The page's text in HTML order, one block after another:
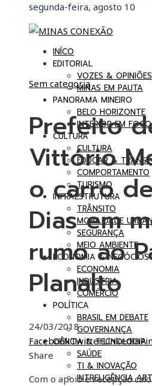
segunda-feira, agosto 10
INÍCO
EDITORIAL
VOZES & OPINIÕES
MINAS EM PAUTA
PANORAMA MINEIRO
BELO HORIZONTE
INTERIOR EM FOCO
CULTURA
CULTURA
EDUCAR &
COMPORTAMENTO
TURISMO
INFRAESTRUTURA
TRÂNSITO
MOBILIDADE
SEGURANÇA
MEIO AMBIENTE
ECONOMIA & NEGÓCIOS
ECONOMIA
INDÚSTRIA
COMÉRCIO
POLÍTICA
BRASIL EM DEBATE
GOVERNANÇA
CIÊNCIA & TECNOLOGIA
SAÚDE
TI & INOVAÇÃO
INTRELIGÊNCIA
Sem categoria
Prefeito
Vittório
o carro
Dias em
rumo ao
Planalto
24/03/2018
FacebookTwitterLinkedIn
Share
Com o apoio e recepção